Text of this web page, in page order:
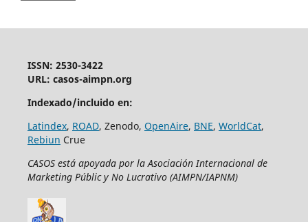
ISSN: 2530-3422
URL: casos-aimpn.org
Indexado/incluido en:
Latindex, ROAD, Zenodo, OpenAire, BNE, WorldCat,
Rebiun Crue
CASOS está apoyada por la Asociación Internacional de
Marketing Públic y No Lucrativo (AIMPN/IAPNM)